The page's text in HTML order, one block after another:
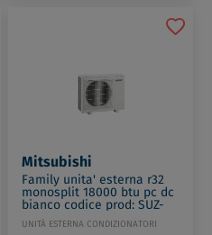
Mitsubishi
Family unita' esterna r32
monosplit 18000 btu pc dc
bianco codice prod: SUZ-
M50VA
UNITÀ ESTERNA CONDIZIONATORI